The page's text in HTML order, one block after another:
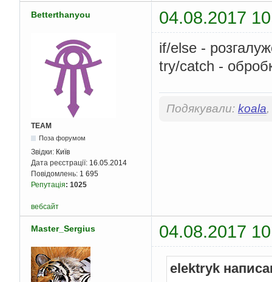
Betterthanyou 04.08.2017
TEAM
Поза форумом
Звідки: Київ
Дата реєстрації: 16.05.2014
Повідомлень: 1 695
Репутація: 1025
if/else -
try/catch -
Подякували: koala,
вебсайт
Master_Sergius 04.08.2017
elektryk